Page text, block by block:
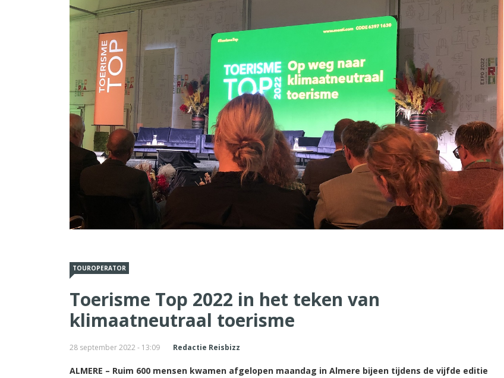
TOUROPERATOR
Toerisme Top 2022 in het teken van
klimaatneutraal toerisme
28 september 2022 - 13:09 Redactie Reisbizz
ALMERE – Ruim 600 mensen kwamen afgelopen maandag in Almere bijeen tijdens de vijfde editie